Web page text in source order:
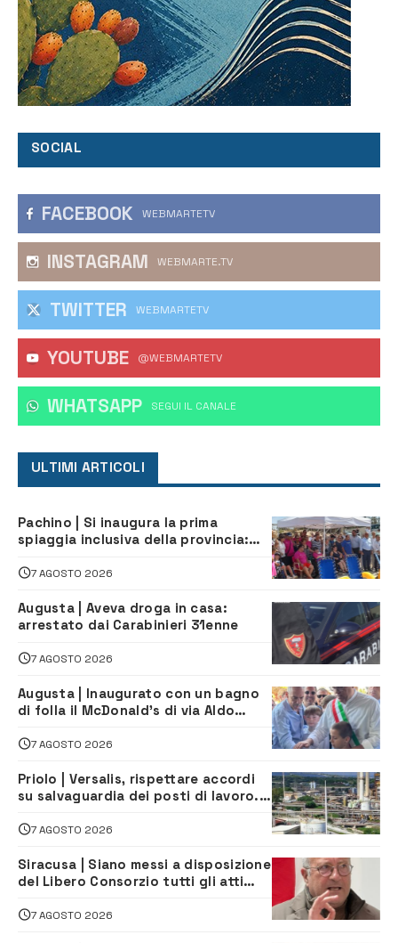
SOCIAL
FACEBOOK WEBMARTETV
INSTAGRAM WEBMARTE.TV
TWITTER WEBMARTETV
YOUTUBE @WEBMARTETV
WHATSAPP ‎SEGUI IL CANALE
ULTIMI ARTICOLI
Pachino | Si inaugura la prima
spiaggia inclusiva della provincia:
tutti
7 AGOSTO 2026
Augusta | Aveva droga in casa:
arrestato dai Carabinieri 31enne
7 AGOSTO 2026
Augusta | Inaugurato con un bagno
di folla il McDonald’s di via Aldo
7 AGOSTO 2026
Priolo | Versalis, rispettare accordi
su salvaguardia dei posti di lavoro. Il
7 AGOSTO 2026
Siracusa | Siano messi a disposizione
del Libero Consorzio tutti gli atti
7 AGOSTO 2026